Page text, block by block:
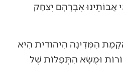
אֲבוֹתֵינוּ אַבְרָהָם יִצְחָק
הַמְּדִינָה הַיְּהוּדִית הִיא
וּמֻשָּׂא הַתְּפִלּוֹת שֶׁל